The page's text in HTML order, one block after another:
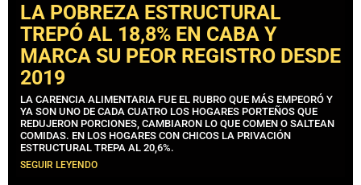
LA POBREZA ESTRUCTURAL
TREPÓ AL 18,8% EN CABA Y
MARCA SU PEOR REGISTRO DESDE
2019
LA CARENCIA ALIMENTARIA FUE EL RUBRO QUE MÁS EMPEORÓ Y
YA SON UNO DE CADA CUATRO LOS HOGARES PORTEÑOS QUE
REDUJERON PORCIONES, CAMBIARON LO QUE COMEN O SALTEAN
COMIDAS. EN LOS HOGARES CON CHICOS LA PRIVACIÓN
ESTRUCTURAL TREPA AL 20,6%.
SEGUIR LEYENDO